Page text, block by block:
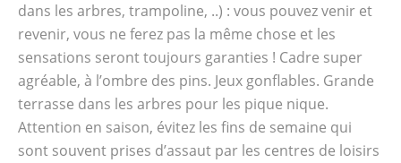
dans les arbres, trampoline, ..) : vous pouvez venir et
revenir, vous ne ferez pas la même chose et les
sensations seront toujours garanties ! Cadre super
agréable, à l’ombre des pins. Jeux gonflables. Grande
terrasse dans les arbres pour les pique nique.
Attention en saison, évitez les fins de semaine qui
sont souvent prises d’assaut par les centres de loisirs